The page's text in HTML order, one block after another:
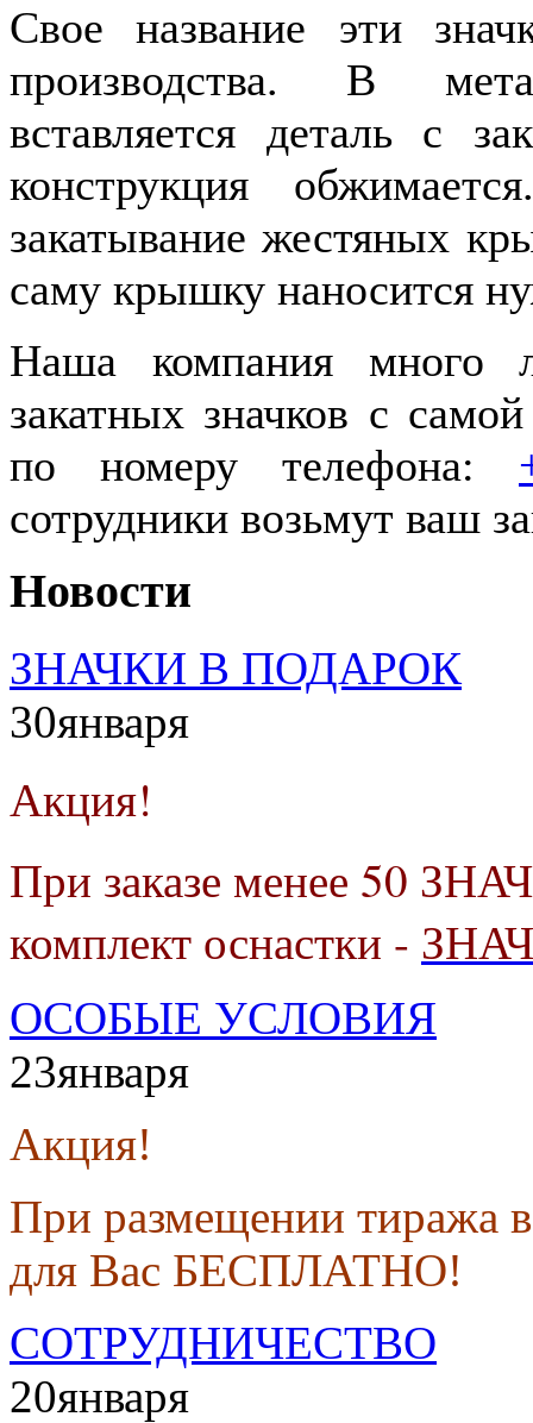
Свое название эти
производства. В
вставляется деталь с
конструкция
закатывание жестяных
саму крышку наносится
Наша компания много
закатных значков с
по номеру телефона:
сотрудники возьмут ваш
Новости
ЗНАЧКИ В ПОДАРОК
30января
Акция!
При заказе менее 50
комплект оснастки -
ОСОБЫЕ УСЛОВИЯ
23января
Акция!
При размещении тиража
для Вас БЕСПЛАТНО!
СОТРУДНИЧЕСТВО
20января